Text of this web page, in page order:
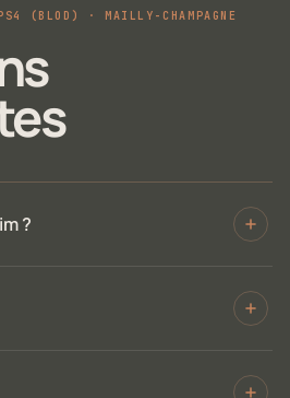
(BLOD) · MAILLY-CHAMPAGNE
?